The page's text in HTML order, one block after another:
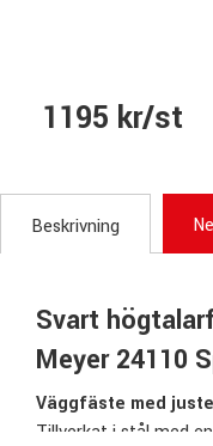
1195 kr/st
Beskrivning
Svart
Meyer 24110
Väggfäste med
Tillverkat i stål med